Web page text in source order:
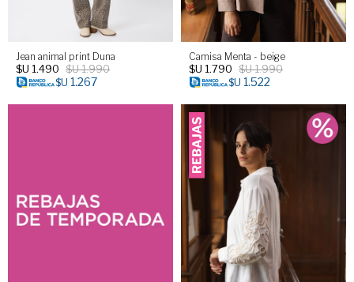
Jean animal print Duna
$U 1.490 $U1.990
$U 1.267
Camisa Menta - beige
$U 1.790 $U1.990
$U 1.522